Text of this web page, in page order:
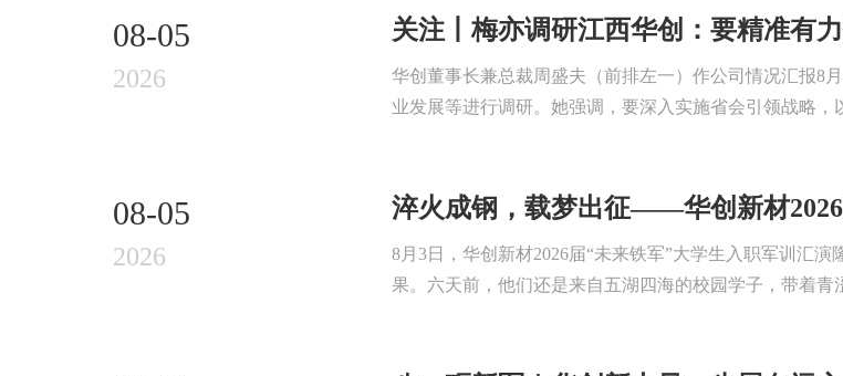
08-05
2026
关注丨梅亦调研江西华创：要精准有
华创董事长兼总裁周盛夫（前排左一）作公司情况汇报8
业发展等进行调研。她强调，要深入实施省会引领战略，
08-05
2026
淬火成钢，载梦出征——华创新材
8月3日，华创新材2026届“未来铁军”大学生入职军训汇
果。六天前，他们还是来自五湖四海的校园学子，带着青